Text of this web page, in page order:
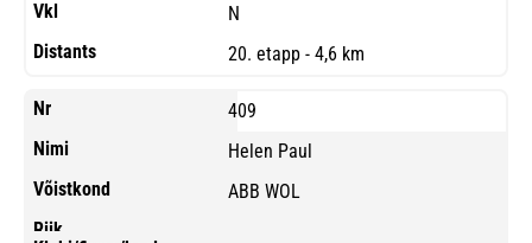
N
20. etapp - 4,6 km
409
Helen Paul
ABB WOL